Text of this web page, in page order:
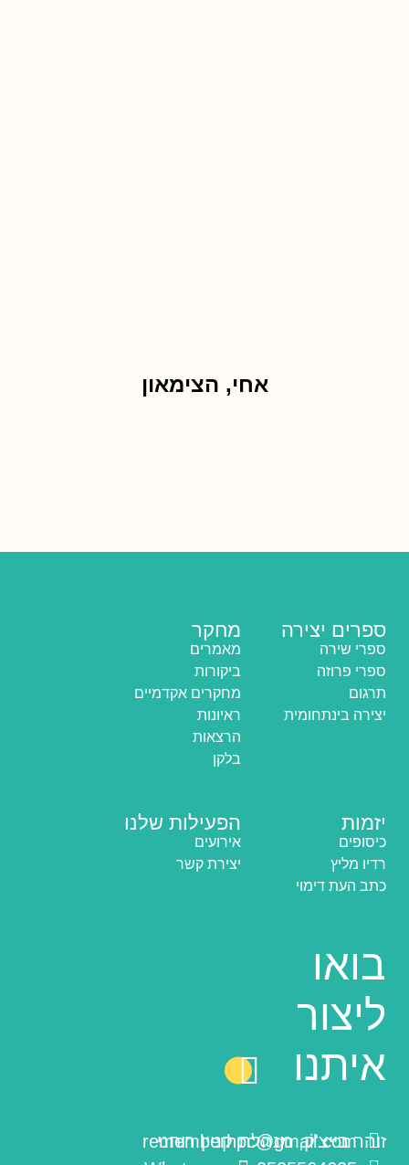
אחי, הצימאון
ספרים יצירה
ספרי שירה
ספרי פרוזה
תרגום
יצירה בינתחומית
מחקר
מאמרים
ביקורות
מחקרים אקדמיים
ראיונות
הרצאות
בלקן
יזמות
כיסופים
רדיו מליץ
כתב העת דימוי
הפעילות שלנו
אירועים
יצירת קשר
בואו
ליצור
איתנו
זוהר בייצ'ק, מנהלת קניין רוחני
rememberhpc@gmail.com